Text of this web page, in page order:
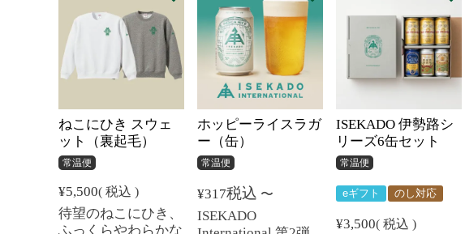
ねこにひき スウェ
ット（裏起毛）
常温便
¥5,500 税込
待望のねこにひき、
ふっくらやわらかな
ホッピーライスラガ
ー（缶）
常温便
¥317税込 〜
ISEKADO
ISEKADO 伊勢路シ
リーズ6缶セット
常温便
eギフト のし対応
¥3,500 税込